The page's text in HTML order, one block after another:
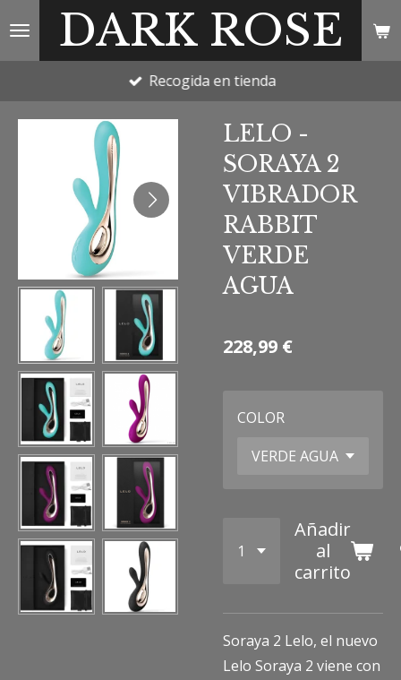
DARK ROSE
Recogida en tienda
LELO -
SORAYA 2
VIBRADOR
RABBIT
VERDE
AGUA
228,99 €
COLOR
Añadir
al
carrito
Soraya 2 Lelo, el nuevo
Lelo Soraya 2 viene con